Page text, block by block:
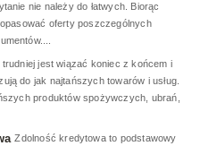
nie należy do łatwych. Biorąc
oferty poszczególnych
trudniej jest wiązać koniec z końcem i
do jak najtańszych towarów i usług.
produktów spożywczych, ubrań,
Zdolność kredytowa to podstawowy